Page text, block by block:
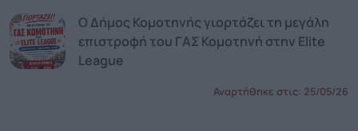
Ο Δήμος Κομοτηνής γιορτάζει τη μεγάλη
επιστροφή του ΓΑΣ Κομοτηνή στην Elite
League
Αναρτήθηκε στις: 25/05/26